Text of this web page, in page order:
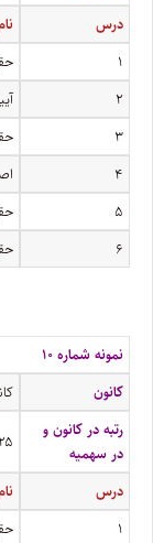
درس
۱
۲
۳
۴
۵
۶
نمونه شماره ۱۰
کانون
رتبه در کانون و
در سهمیه
درس
۱